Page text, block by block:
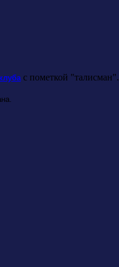
с пометкой "талисман".